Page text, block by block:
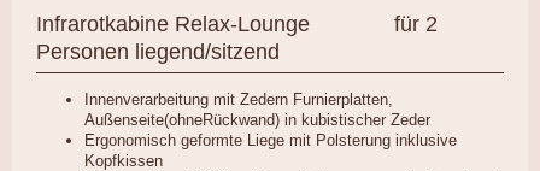
Infrarotkabine Relax-Lounge für 2
Personen liegend/sitzend
Innenverarbeitung mit Zedern Furnierplatten,
Außenseite(ohneRückwand) in kubistischer Zeder
Ergonomisch geformte Liege mit Polsterung inklusive
Kopfkissen